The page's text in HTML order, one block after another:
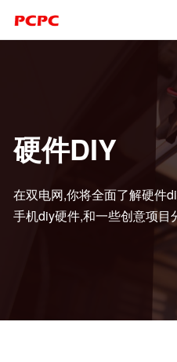
硬件DIY
在双电网,你将全面了解硬件
手机diy硬件,和一些创意项目